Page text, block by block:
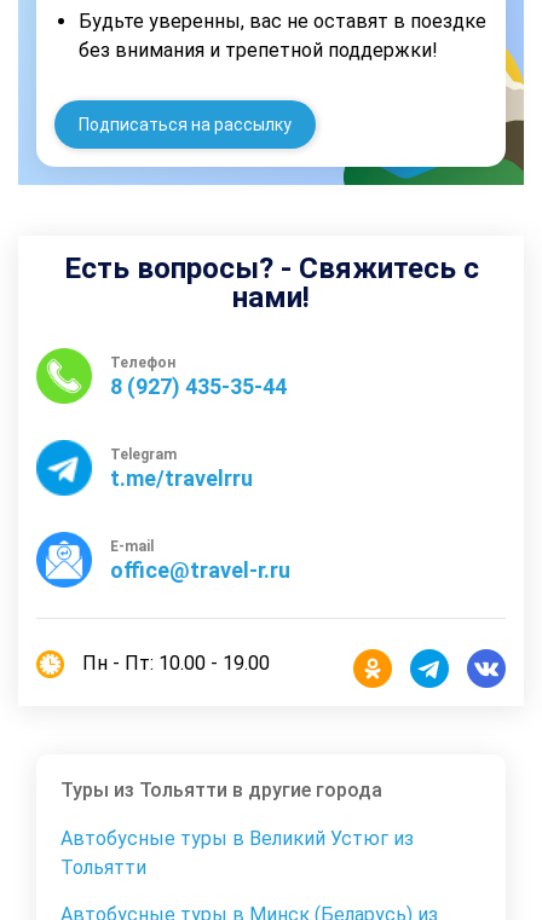
Будьте уверенны, вас не оставят в поездке
без внимания и трепетной поддержки!
Подписаться на рассылку
Есть вопросы? - Свяжитесь с
нами!
Телефон
8 (927) 435-35-44
Telegram
t.me/travelrru
E-mail
office@travel-r.ru
Пн - Пт: 10.00 - 19.00
Туры из Тольятти в другие города
Автобусные туры в Великий Устюг из
Тольятти
Автобусные туры в Минск (Беларусь) из